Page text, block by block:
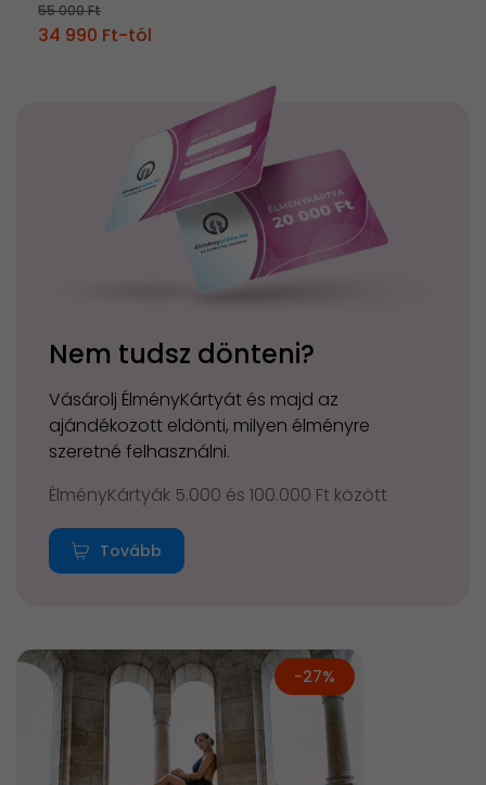
55 000 Ft
34 990 Ft-tól
Nem tudsz dönteni?
Vásárolj ÉlményKártyát és majd az
ajándékozott eldönti, milyen élményre
szeretné felhasználni.
ÉlményKártyák 5.000 és 100.000 Ft között
Tovább
-27%